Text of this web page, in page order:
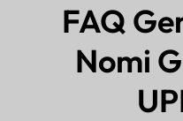
FAQ
Nomi